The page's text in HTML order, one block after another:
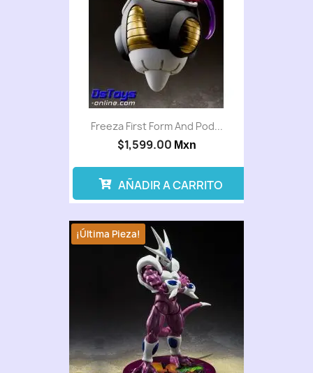
Freeza First Form And Pod...
$1,599.00 Mxn
AÑADIR A CARRITO
¡Última Pieza!